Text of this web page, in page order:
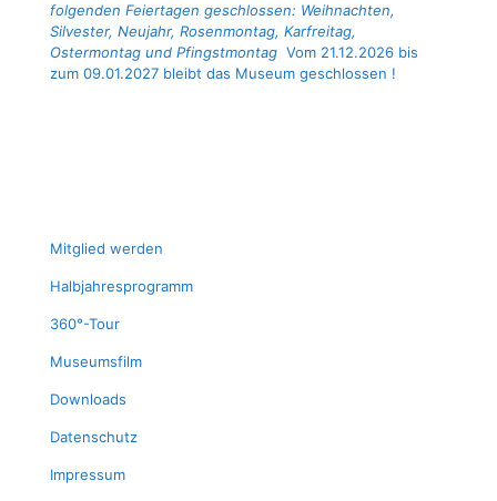
folgenden Feiertagen geschlossen: Weihnachten,
Silvester, Neujahr, Rosenmontag, Karfreitag,
Ostermontag und Pfingstmontag Vom 21.12.2026 bis
zum 09.01.2027 bleibt das Museum geschlossen !
Mit­glied werden
Halb­jah­res­pro­gramm
360°-Tour
Muse­ums­film
Down­loads
Daten­schutz
Impres­sum